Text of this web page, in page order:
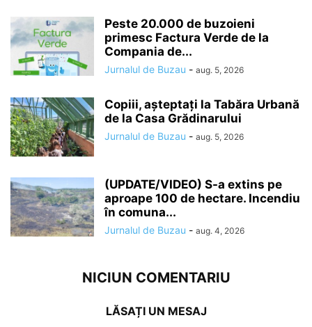
Peste 20.000 de buzoieni
primesc Factura Verde de la
Compania de...
Jurnalul de Buzau - aug. 5, 2026
Copiii, așteptați la Tabăra Urbană
de la Casa Grădinarului
Jurnalul de Buzau - aug. 5, 2026
(UPDATE/VIDEO) S-a extins pe
aproape 100 de hectare. Incendiu
în comuna...
Jurnalul de Buzau - aug. 4, 2026
NICIUN COMENTARIU
LĂSAȚI UN MESAJ